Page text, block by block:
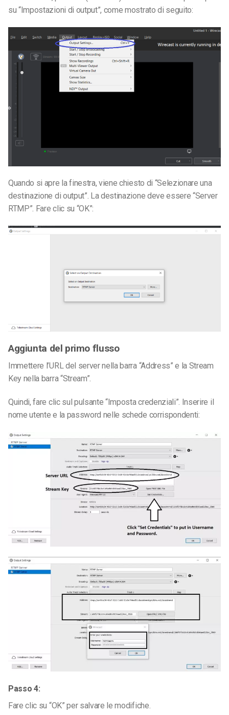
su “Impostazioni di output”, come mostrato di seguito:
Quando si apre la finestra, viene chiesto di “Selezionare una
destinazione di output”. La destinazione deve essere “Server
RTMP”. Fare clic su “OK”:
Aggiunta del primo flusso
Immettere l’URL del server nella barra “Address” e la Stream
Key nella barra “Stream”.
Quindi, fare clic sul pulsante “Imposta credenziali”. Inserire il
nome utente e la password nelle schede corrispondenti:
Passo 4:
Fare clic su “OK” per salvare le modifiche.